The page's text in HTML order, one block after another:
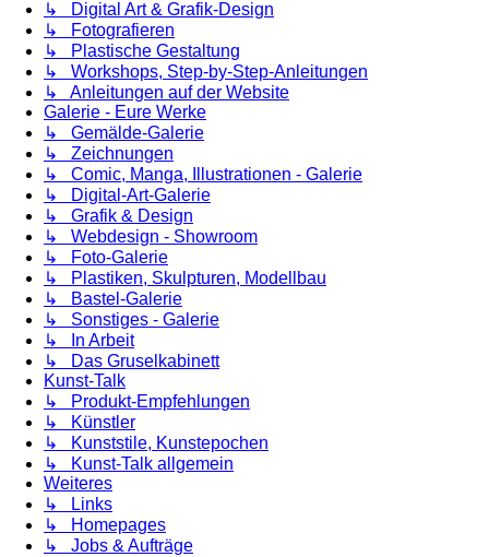
↳ Digital Art & Grafik-Design
↳ Fotografieren
↳ Plastische Gestaltung
↳ Workshops, Step-by-Step-Anleitungen
↳ Anleitungen auf der Website
Galerie - Eure Werke
↳ Gemälde-Galerie
↳ Zeichnungen
↳ Comic, Manga, Illustrationen - Galerie
↳ Digital-Art-Galerie
↳ Grafik & Design
↳ Webdesign - Showroom
↳ Foto-Galerie
↳ Plastiken, Skulpturen, Modellbau
↳ Bastel-Galerie
↳ Sonstiges - Galerie
↳ In Arbeit
↳ Das Gruselkabinett
Kunst-Talk
↳ Produkt-Empfehlungen
↳ Künstler
↳ Kunststile, Kunstepochen
↳ Kunst-Talk allgemein
Weiteres
↳ Links
↳ Homepages
↳ Jobs & Aufträge